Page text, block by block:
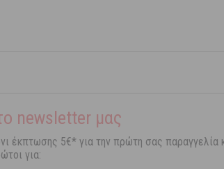
newsletter μας
έκπτωσης 5€* για την πρώτη σας παραγγελία
για: